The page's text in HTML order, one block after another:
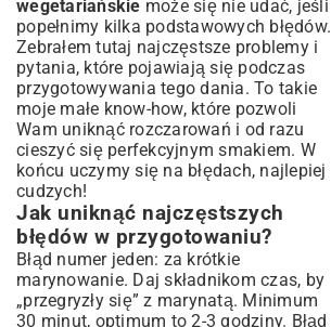
wegetariańskie może się nie udać, jeśli
popełnimy kilka podstawowych błędów.
Zebrałem tutaj najczęstsze problemy i
pytania, które pojawiają się podczas
przygotowywania tego dania. To takie
moje małe know-how, które pozwoli
Wam uniknąć rozczarowań i od razu
cieszyć się perfekcyjnym smakiem. W
końcu uczymy się na błędach, najlepiej
cudzych!
Jak uniknąć najczęstszych
błędów w przygotowaniu?
Błąd numer jeden: za krótkie
marynowanie. Daj składnikom czas, by
„przegryzły się” z marynatą. Minimum
30 minut, optimum to 2-3 godziny. Błąd